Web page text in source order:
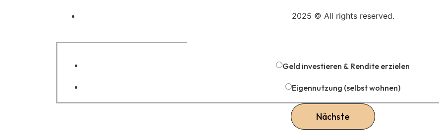
2025 © All rights reserved.
Geld investieren & Rendite erzielen
Eigennutzung (selbst wohnen)
Nächste